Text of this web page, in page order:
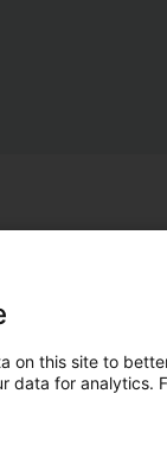
on this site to
data for analytics.